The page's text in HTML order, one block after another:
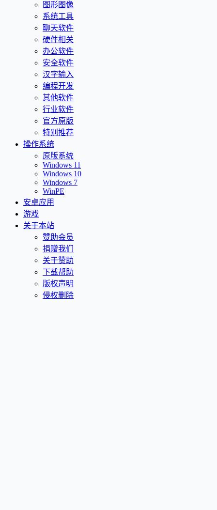
图形图像
系统工具
聊天软件
硬件相关
办公软件
安全软件
汉字输入
编程开发
其他软件
行业软件
官方原版
特别推荐
操作系统
原版系统
Windows 11
Windows 10
Windows 7
WinPE
安卓应用
游戏
关于本站
赞助会员
捐赠我们
关于赞助
下载帮助
版权声明
侵权删除